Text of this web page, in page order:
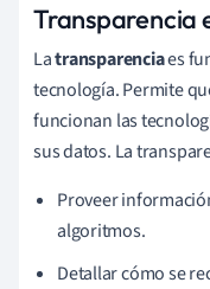
Transparencia
Latransparenciaes
tecnología. Permite
funcionan las
sus datos. La
Proveer
algoritmos.
Detallar cómo se